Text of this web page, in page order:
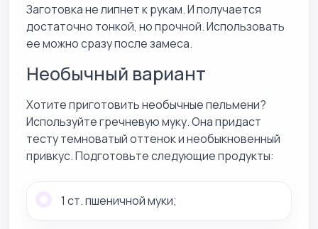
Заготовка не липнет к рукам. И получается
достаточно тонкой, но прочной. Использовать
ее можно сразу после замеса.
Необычный вариант
Хотите приготовить необычные пельмени?
Используйте гречневую муку. Она придаст
тесту темноватый оттенок и необыкновенный
привкус. Подготовьте следующие продукты:
1 ст. пшеничной муки;